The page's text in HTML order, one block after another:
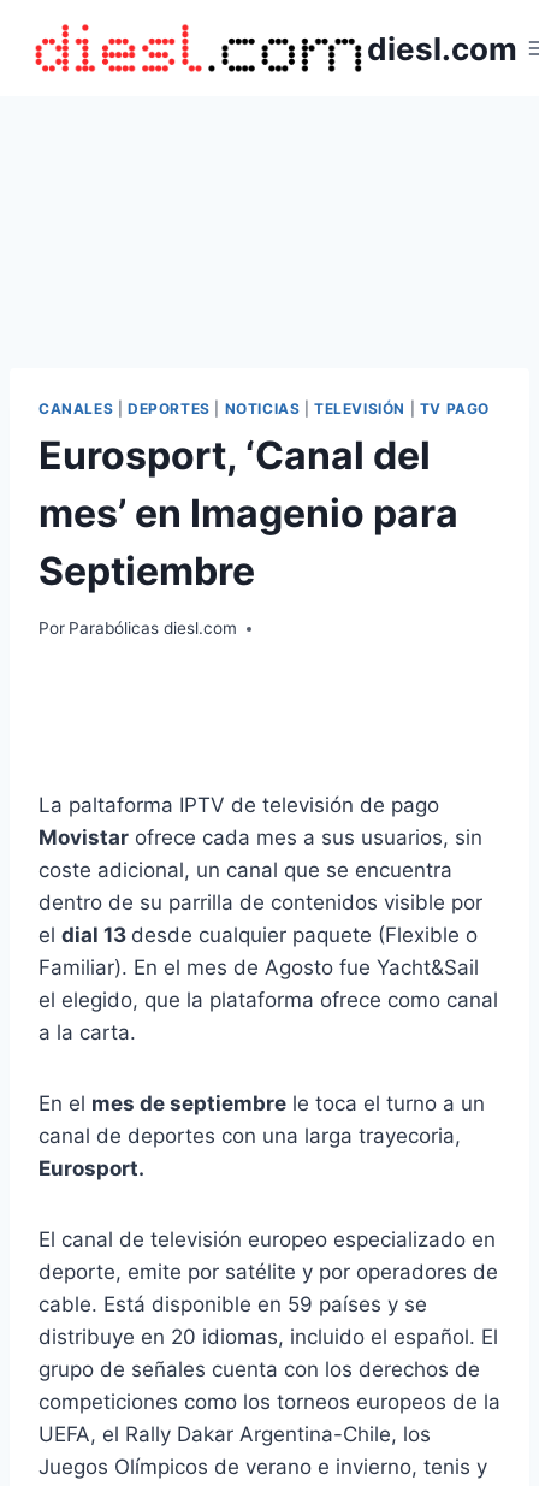
contenido
diesl.com
CANALES DEPORTES NOTICIAS |TELEVISIÓN TV PAGO
Eurosport, ‘Canal del
mes’ en Imagenio para
Septiembre
Por Parabólicas diesl.com
La paltaforma IPTV de televisión de pago
Movistar ofrece cada mes a sus usuarios, sin
coste adicional, un canal que se encuentra
dentro de su parrilla de contenidos visible por
el dial 13 desde cualquier paquete (Flexible o
Familiar). En el mes de Agosto fue Yacht&Sail
el elegido, que la plataforma ofrece como canal
a la carta.
En el mes de septiembre le toca el turno a un
canal de deportes con una larga trayecoria,
Eurosport.
El canal de televisión europeo especializado en
deporte, emite por satélite y por operadores de
cable. Está disponible en 59 países y se
distribuye en 20 idiomas, incluido el español. El
grupo de señales cuenta con los derechos de
competiciones como los torneos europeos de la
UEFA, el Rally Dakar Argentina-Chile, los
Juegos Olímpicos de verano e invierno, tenis y